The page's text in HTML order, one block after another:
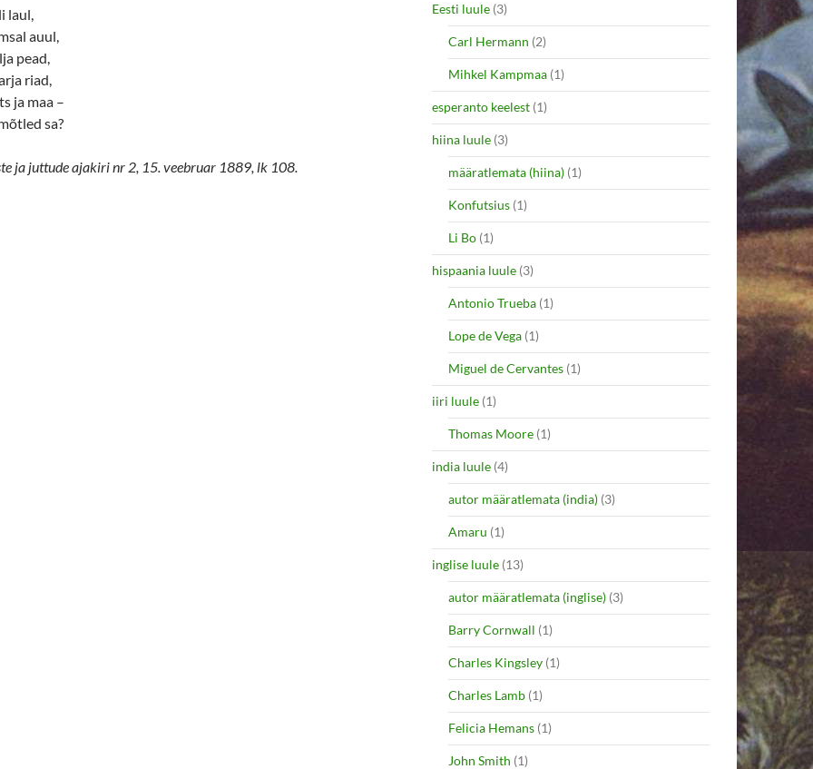
laul,
auul,
pead,
riad,
ja maa –
sa?
ja juttude ajakiri nr 2, 15. veebruar 1889, lk 108.
Eesti luule (3)
Carl Hermann (2)
Mihkel Kampmaa (1)
esperanto keelest (1)
hiina luule (3)
määratlemata (hiina) (1)
Konfutsius (1)
Li Bo (1)
hispaania luule (3)
Antonio Trueba (1)
Lope de Vega (1)
Miguel de Cervantes (1)
iiri luule (1)
Thomas Moore (1)
india luule (4)
autor määratlemata (india) (3)
Amaru (1)
inglise luule (13)
autor määratlemata (inglise) (3)
Barry Cornwall (1)
Charles Kingsley (1)
Charles Lamb (1)
Felicia Hemans (1)
John Smith (1)